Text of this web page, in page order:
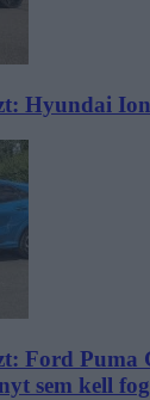
Hyundai
Ford Puma
sem kell